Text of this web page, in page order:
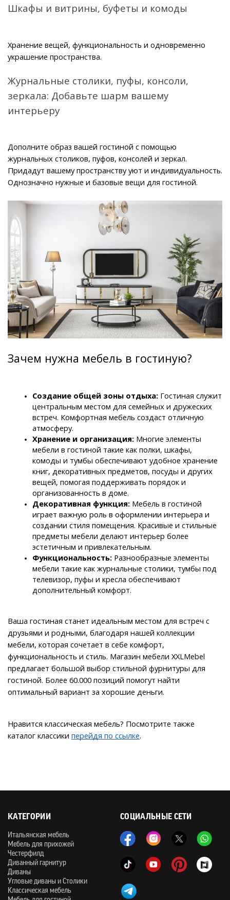
Шкафы и витрины, буфеты и комоды
Хранение вещей, функциональность и одновременно
украшение пространства.
Журнальные столики, пуфы, консоли,
зеркала: Добавьте шарм вашему
интерьеру
Дополните образ вашей гостиной с помощью
журнальных столиков, пуфов, консолей и зеркал.
Придадут вашему пространству уют и индивидуальность.
Однозначно нужные и базовые вещи для гостиной.
Зачем нужна мебель в гостиную?
Создание общей зоны отдыха: Гостиная служит
центральным местом для семейных и дружеских
встреч. Комфортная мебель создаст отличную
атмосферу.
Хранение и организация: Многие элементы
мебели в гостиной такие как полки, шкафы,
комоды и тумбы обеспечивают удобное хранение
книг, декоративных предметов, посуды и других
вещей, помогая поддерживать порядок и
организованность в доме.
Декоративная функция: Мебель в гостиной
играет важную роль в оформлении интерьера и
создании стиля помещения. Красивые и стильные
предметы мебели делают интерьер более
эстетичным и привлекательным.
Функциональность: Разнообразные элементы
мебели такие как журнальные столики, тумбы под
телевизор, пуфы и кресла обеспечивают
дополнительный комфорт.
Ваша гостиная станет идеальным местом для встреч с
друзьями и родными, благодаря нашей коллекции
мебели, которая сочетает в себе комфорт,
функциональность и стиль. Магазин мебели XXLMebel
предлагает большой выбор стильной фурнитуры для
гостиной. Более 60.000 позиций помогут найти
оптимальный вариант за хорошие деньги.
Нравится классическая мебель? Посмотрите также
каталог классики перейдя по ссылке.
СОЦИАЛЬНЫЕ СЕТИ
КАТЕГОРИИ
Итальянская мебель
Мебель для прихожей
Честерфилд
Диванный гарнитур
Диваны
Угловые диваны и Столики
Классическая мебель